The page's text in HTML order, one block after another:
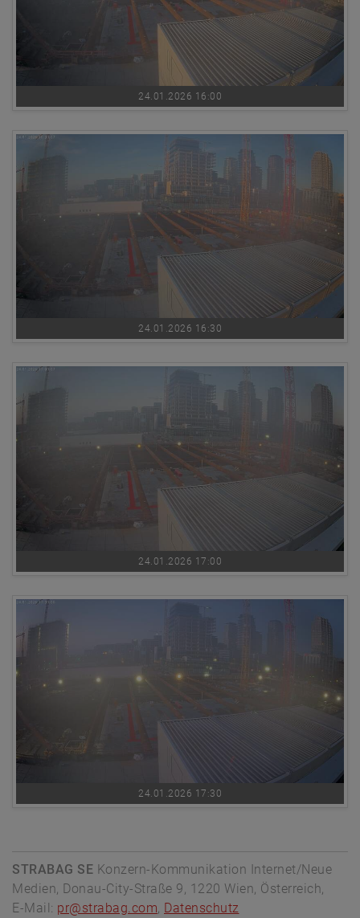
24.01.2026 16:00
24.01.2026 16:30
24.01.2026 17:00
24.01.2026 17:30
STRABAG SE Konzern-Kommunikation Internet/Neue
Medien, Donau-City-Straße 9, 1220 Wien, Österreich,
E-Mail: pr@strabag.com, Datenschutz